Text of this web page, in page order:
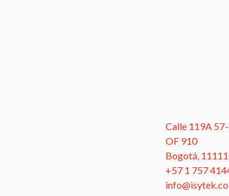
Calle 119A
OF 910
Bogotá,
+57 1 757
info@isytek.co